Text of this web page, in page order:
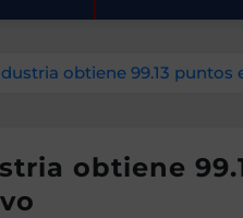
obtiene 99.13
obtiene